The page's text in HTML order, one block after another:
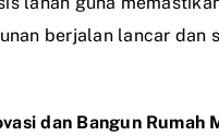
berjalan lancar dan
dan Bangun Rumah